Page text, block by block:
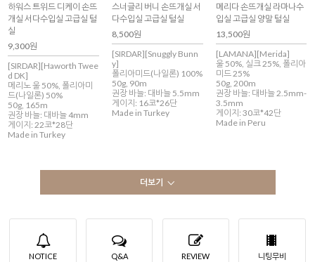
하워스 트위드 디케이 손뜨
개실 서다수입실 고급실 털
실
9,300원
[SIRDAR][Haworth Twee
d DK]
메리노 울 50%, 폴리아미
드(나일론) 50%
50g, 165m
권장 바늘: 대바늘 4mm
게이지: 22코*28단
Made in Turkey
스너글리 버니 손뜨개실 서
다수입실 고급실 털실
8,500원
[SIRDAR][Snuggly Bunn
y]
폴리아미드(나일론) 100%
50g, 90m
권장 바늘: 대바늘 5.5mm
게이지: 16코*26단
Made in Turkey
메리다 손뜨개실 라마나수
입실 고급실 양말 털실
13,500원
[LAMANA][Merida]
울 50%, 실크 25%, 폴리아
미드 25%
50g, 200m
권장 바늘: 대바늘 2.5mm-
3.5mm
게이지: 30코*42단
Made in Peru
더보기
NOTICE Q&A REVIEW 니팅무비